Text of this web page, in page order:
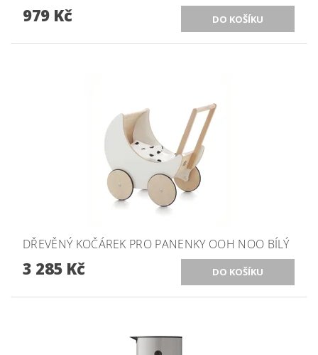
979 Kč
DŘEVĚNÝ KOČÁREK PRO PANENKY OOH NOO BÍLÝ
3 285 Kč